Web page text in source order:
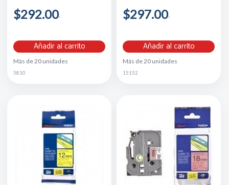
$292.00
Añadir al carrito
Más de 20 unidades
5810
$297.00
Añadir al carrito
Más de 20 unidades
15152